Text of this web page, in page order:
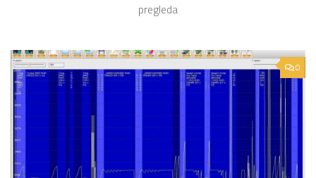
pregleda
0